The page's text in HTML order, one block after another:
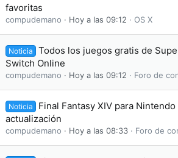
favoritas
compudemano Hoy a las 09:12 OS X
Noticia
Todos los juegos gratis de
Switch Online
compudemano Hoy a las 09:12 Foro de
Noticia
Final Fantasy XIV para
actualización
compudemano Hoy a las 08:33 Foro de